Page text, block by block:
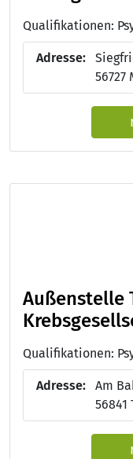
Qualifikationen:
Adresse:
56727
Außenstelle
Qualifikationen:
Adresse:
Am
56841